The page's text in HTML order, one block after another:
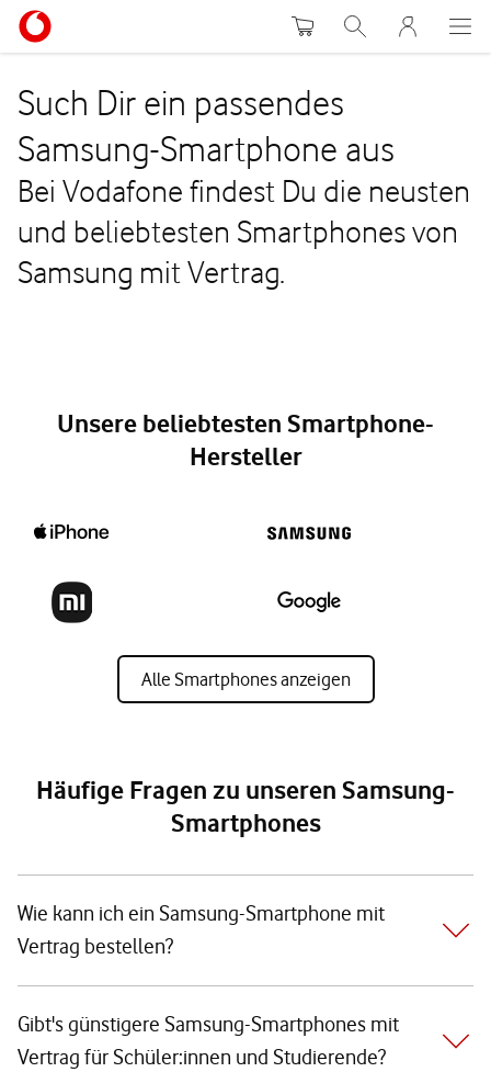
WarenkorbSuche MeinVodafone
Such Dir ein passendes
Samsung-Smartphone aus
Bei Vodafone findest Du die neusten
und beliebtesten Smartphones von
Samsung mit Vertrag.
Unsere beliebtesten Smartphone-
Hersteller
Alle Smartphones anzeigen
Häufige Fragen zu unseren Samsung-
Smartphones
Wie kann ich ein Samsung-Smartphone mit
Vertrag bestellen?
Gibt's günstigere Samsung-Smartphones mit
Vertrag für Schüler:innen und Studierende?